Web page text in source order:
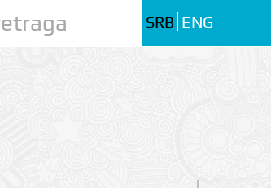
SRB ENG